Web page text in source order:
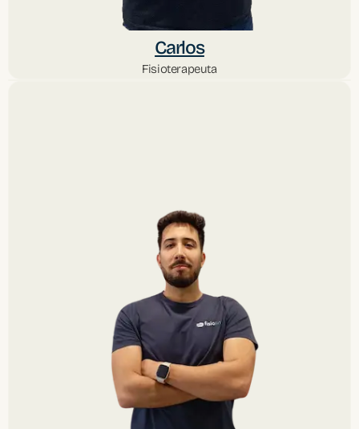
Carlos
Fisioterapeuta